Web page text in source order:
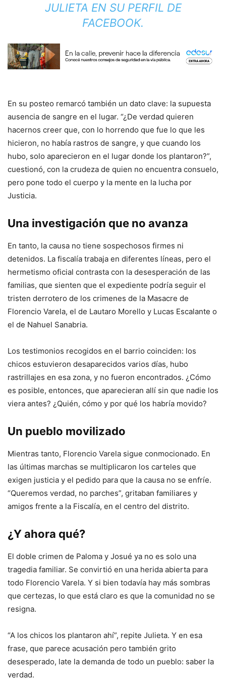
JULIETA EN SU PERFIL DE
FACEBOOK.
En su posteo remarcó también un dato clave: la supuesta
ausencia de sangre en el lugar. “¿De verdad quieren
hacernos creer que, con lo horrendo que fue lo que les
hicieron, no había rastros de sangre, y que cuando los
hubo, solo aparecieron en el lugar donde los plantaron?”,
cuestionó, con la crudeza de quien no encuentra consuelo,
pero pone todo el cuerpo y la mente en la lucha por
Justicia.
Una investigación que no avanza
En tanto, la causa no tiene sospechosos firmes ni
detenidos. La fiscalía trabaja en diferentes líneas, pero el
hermetismo oficial contrasta con la desesperación de las
familias, que sienten que el expediente podría seguir el
tristen derrotero de los crimenes de la Masacre de
Florencio Varela, el de Lautaro Morello y Lucas Escalante o
el de Nahuel Sanabria.
Los testimonios recogidos en el barrio coinciden: los
chicos estuvieron desaparecidos varios días, hubo
rastrillajes en esa zona, y no fueron encontrados. ¿Cómo
es posible, entonces, que aparecieran allí sin que nadie los
viera antes? ¿Quién, cómo y por qué los habría movido?
Un pueblo movilizado
Mientras tanto, Florencio Varela sigue conmocionado. En
las últimas marchas se multiplicaron los carteles que
exigen justicia y el pedido para que la causa no se enfríe.
“Queremos verdad, no parches”, gritaban familiares y
amigos frente a la Fiscalía, en el centro del distrito.
¿Y ahora qué?
El doble crimen de Paloma y Josué ya no es solo una
tragedia familiar. Se convirtió en una herida abierta para
todo Florencio Varela. Y si bien todavía hay más sombras
que certezas, lo que está claro es que la comunidad no se
resigna.
“A los chicos los plantaron ahí”, repite Julieta. Y en esa
frase, que parece acusación pero también grito
desesperado, late la demanda de todo un pueblo: saber la
verdad.